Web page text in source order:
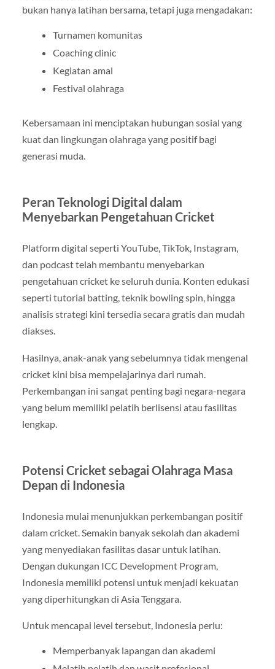
bukan hanya latihan bersama, tetapi juga mengadakan:
Turnamen komunitas
Coaching clinic
Kegiatan amal
Festival olahraga
Kebersamaan ini menciptakan hubungan sosial yang
kuat dan lingkungan olahraga yang positif bagi
generasi muda.
Peran Teknologi Digital dalam
Menyebarkan Pengetahuan Cricket
Platform digital seperti YouTube, TikTok, Instagram,
dan podcast telah membantu menyebarkan
pengetahuan cricket ke seluruh dunia. Konten edukasi
seperti tutorial batting, teknik bowling spin, hingga
analisis strategi kini tersedia secara gratis dan mudah
diakses.
Hasilnya, anak-anak yang sebelumnya tidak mengenal
cricket kini bisa mempelajarinya dari rumah.
Perkembangan ini sangat penting bagi negara-negara
yang belum memiliki pelatih berlisensi atau fasilitas
lengkap.
Potensi Cricket sebagai Olahraga Masa
Depan di Indonesia
Indonesia mulai menunjukkan perkembangan positif
dalam cricket. Semakin banyak sekolah dan akademi
yang menyediakan fasilitas dasar untuk latihan.
Dengan dukungan ICC Development Program,
Indonesia memiliki potensi untuk menjadi kekuatan
yang diperhitungkan di Asia Tenggara.
Untuk mencapai level tersebut, Indonesia perlu:
Memperbanyak lapangan dan akademi